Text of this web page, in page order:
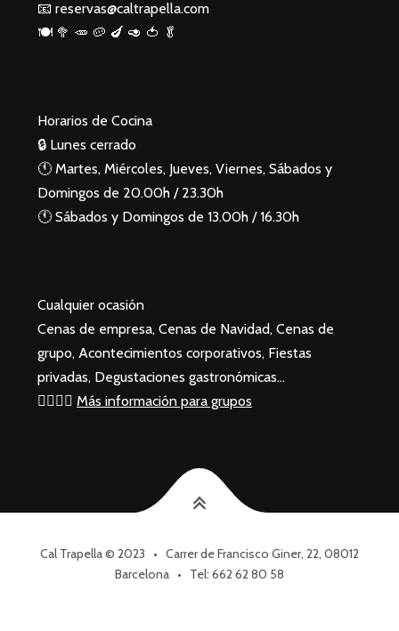
📧 reservas@caltrapella.com
🍽 🥦 🥕 🥔 🍆 🥑 🍅 🥬
Horarios de Cocina
🔒 Lunes cerrado
🕚 Martes, Miércoles, Jueves, Viernes, Sábados y
Domingos de 20.00h / 23.30h
🕚 Sábados y Domingos de 13.00h / 16.30h
Cualquier ocasión
Cenas de empresa, Cenas de Navidad, Cenas de
grupo, Acontecimientos corporativos, Fiestas
privadas, Degustaciones gastronómicas…
🙋‍♂️🙋‍♀️ Más información para grupos
Cal Trapella © 2023 • Carrer de Francisco Giner, 22, 08012
Barcelona • Tel: 662 62 80 58